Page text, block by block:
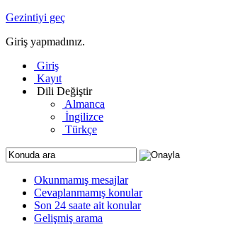
Gezintiyi geç
Giriş yapmadınız.
Giriş
Kayıt
Dili Değiştir
Almanca
İngilizce
Türkçe
Okunmamış mesajlar
Cevaplanmamış konular
Son 24 saate ait konular
Gelişmiş arama